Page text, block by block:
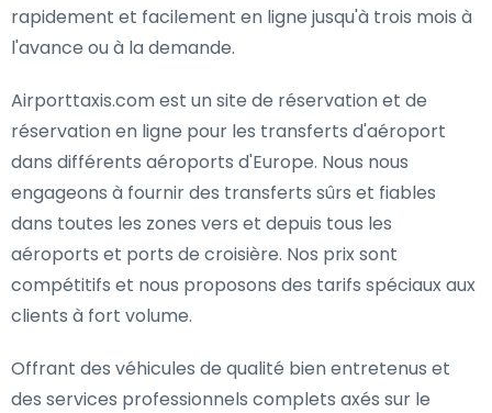
rapidement et facilement en ligne jusqu'à trois mois à
l'avance ou à la demande.
Airporttaxis.com est un site de réservation et de
réservation en ligne pour les transferts d'aéroport
dans différents aéroports d'Europe. Nous nous
engageons à fournir des transferts sûrs et fiables
dans toutes les zones vers et depuis tous les
aéroports et ports de croisière. Nos prix sont
compétitifs et nous proposons des tarifs spéciaux aux
clients à fort volume.
Offrant des véhicules de qualité bien entretenus et
des services professionnels complets axés sur le